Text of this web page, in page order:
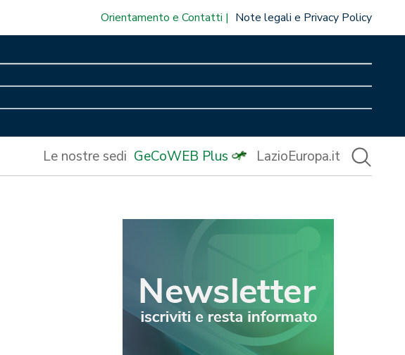
Orientamento e Contatti Note legali e Privacy Policy
Le nostre sedi GeCoWEB Plus LazioEuropa.it